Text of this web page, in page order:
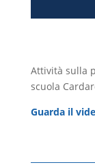
Attività sulla
scuola
Guarda il